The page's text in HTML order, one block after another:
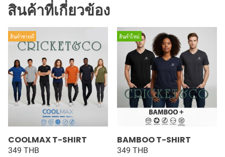
สินค้าที่เกี่ยวข้อง
สินค้าขายดี
COOLMAX T-SHIRT
349 THB
สินค้าใหม่
BAMBOO T-SHIRT
349 THB